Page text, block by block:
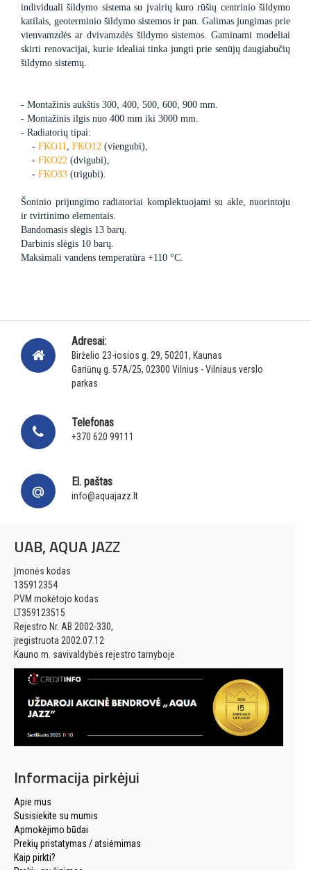
individuali šildymo sistema su įvairių kuro rūšių centrinio šildymo
katilais, geoterminio šildymo sistemos ir pan. Galimas jungimas prie
vienvamzdės ar dvivamzdės šildymo sistemos. Gaminami modeliai
skirti renovacijai, kurie idealiai tinka jungti prie senūjų daugiabučių
šildymo sistemų.
- Montažinis aukštis 300, 400, 500, 600, 900 mm.
- Montažinis ilgis nuo 400 mm iki 3000 mm.
- Radiatorių tipai:
- FKO11, FKO12 (viengubi),
- FKO22 (dvigubi),
- FKO33 (trigubi).
Šoninio prijungimo radiatoriai komplektuojami su akle, nuorintoju
ir tvirtinimo elementais.
Bandomasis slėgis 13 barų.
Darbinis slėgis 10 barų.
Maksimali vandens temperatūra +110 °C.
Adresai:
Birželio 23-iosios g. 29, 50201, Kaunas
Gariūnų g. 57A/25, 02300 Vilnius - Vilniaus verslo
parkas
Telefonas
+370 620 99111
El. paštas
info@aquajazz.lt
UAB, AQUA JAZZ
Įmonės kodas
135912354
PVM mokėtojo kodas
LT359123515
Rejestro Nr. AB 2002-330,
įregistruota 2002.07.12
Kauno m. savivaldybės rejestro tarnyboje
Informacija pirkėjui
Apie mus
Susisiekite su mumis
Apmokėjimo būdai
Prekių pristatymas / atsiėmimas
Kaip pirkti?